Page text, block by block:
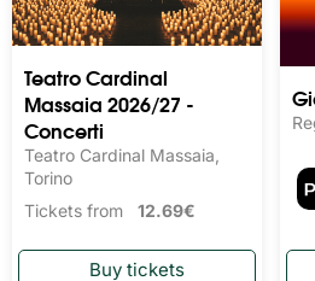
Teatro Cardinal
Massaia 2026/27 -
Concerti
Teatro Cardinal Massaia,
Torino
Tickets from 12.69€